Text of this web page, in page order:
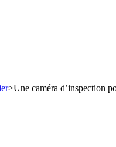
>Une caméra d’inspection